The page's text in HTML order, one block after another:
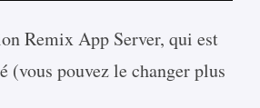
Remix App Server, qui est
(vous pouvez le changer plus